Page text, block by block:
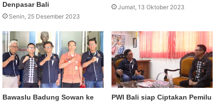
Denpasar Bali
Senin, 25 Desember 2023
Jumat, 13 Oktober 2023
Bawaslu Badung Sowan ke
PWI Bali siap Ciptakan Pemilu